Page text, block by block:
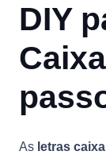
DIY
As letras caixa